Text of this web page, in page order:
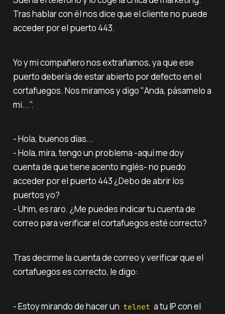
Tras hablar con él nos dice que el cliente no puede
acceder por el puerto 443.
Yo y mi compañero nos extrañamos, ya que ese
puerto debería de estar abierto por defecto en el
cortafuegos. Nos miramos y digo "Anda, pásamelo a
mi...".
- Hola, buenos días...‌‌
- Hola, mira, tengo un problema -aquí me doy
cuenta de que tiene acento inglés- no puedo
acceder por el puerto 443 ¿Debo de abrir los
puertos yo?‌‌
- Uhm, es raro. ¿Me puedes indicar tu cuenta de
correo para verificar el cortafuegos esté correcto?
Tras decirme la cuenta de correo y verificar que el
cortafuegos es correcto, le digo:
- Estoy mirando de hacer un telnet a tu IP con el